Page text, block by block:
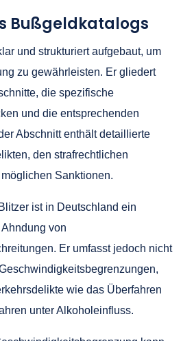
Bußgeldkatalogs
und strukturiert aufgebaut, um
zu gewährleisten. Er gliedert
die spezifische
und die entsprechenden
Abschnitt enthält detaillierte
den strafrechtlichen
Sanktionen.
ist in Deutschland ein
von
Er umfasst jedoch nicht
wie das Überfahren
unter Alkoholeinfluss.